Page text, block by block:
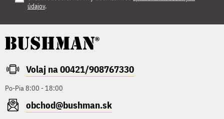
údajov.
Volaj na 00421/908767330
Po-Pia 8:00 - 18:00
obchod@bushman.sk